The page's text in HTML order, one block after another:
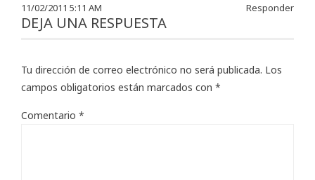
11/02/2011 5:11 AM Responder
DEJA UNA RESPUESTA
Tu dirección de correo electrónico no será publicada. Los
campos obligatorios están marcados con *
Comentario *